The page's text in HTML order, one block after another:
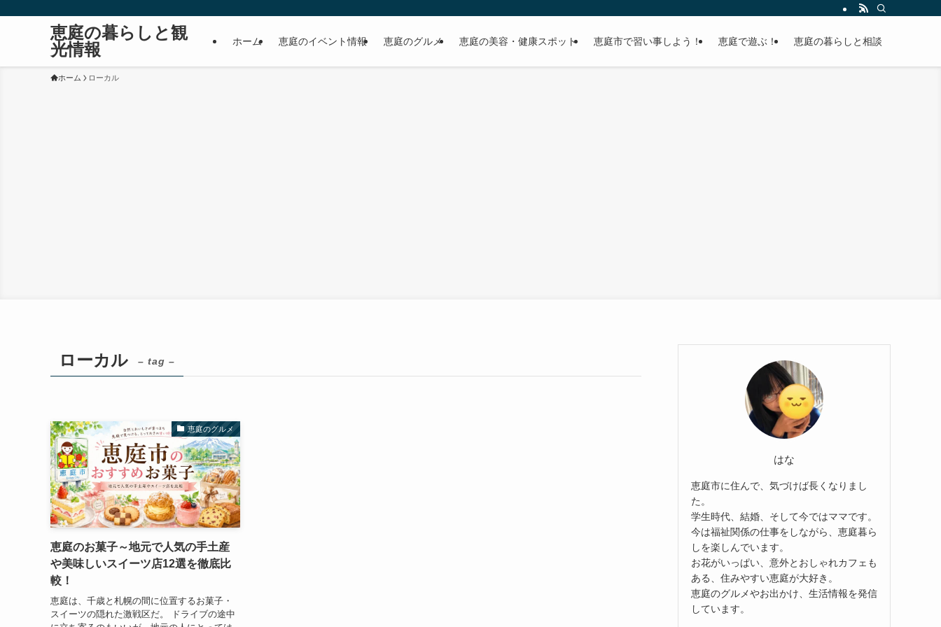
恵庭の暮らしと観
光情報
ホーム 恵庭のイベント情報 恵庭のグルメ 恵庭の美容・健康スポット 恵庭市で習い事しよう！ 恵庭で遊ぶ！ 恵庭の暮らしと相談
ホーム ローカル
ローカル – tag –
恵庭のグルメ
恵庭のお菓子～地元で人気の手土産
や美味しいスイーツ店12選を徹底比
較！
恵庭は、千歳と札幌の間に位置するお菓子・
スイーツの隠れた激戦区だ。 ドライブの途中
はな
恵庭市に住んで、気づけば長くなりまし
た。
学生時代、結婚、そして今ではママです。
今は福祉関係の仕事をしながら、恵庭暮ら
しを楽しんでいます。
お花がいっぱい、意外とおしゃれカフェも
ある、住みやすい恵庭が大好き。
恵庭のグルメやお出かけ、生活情報を発信
しています。